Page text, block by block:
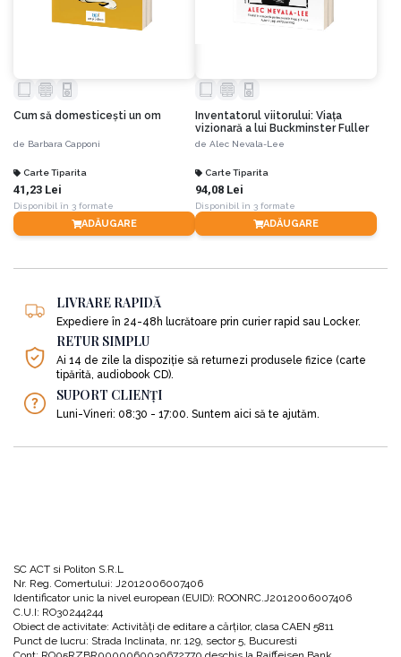
Cum să domesticești un om
de Barbara Capponi
Carte Tiparita
41,23 Lei
Disponibil în 3 formate
ADĂUGARE
Inventatorul viitorului: Viața
vizionară a lui Buckminster Fuller
de Alec Nevala-Lee
Carte Tiparita
94,08 Lei
Disponibil în 3 formate
ADĂUGARE
LIVRARE RAPIDĂ
Expediere în 24-48h lucrătoare prin curier rapid sau Locker.
RETUR SIMPLU
Ai 14 de zile la dispoziție să returnezi produsele fizice (carte
tipărită, audiobook CD).
SUPORT CLIENȚI
Luni-Vineri: 08:30 - 17:00. Suntem aici să te ajutăm.
SC ACT si Politon S.R.L
Nr. Reg. Comertului: J2012006007406
Identificator unic la nivel european (EUID): ROONRC.J2012006007406
C.U.I: RO30244244
Obiect de activitate: Activităţi de editare a cărţilor, clasa CAEN 5811
Punct de lucru: Strada Inclinata, nr. 129, sector 5, Bucuresti